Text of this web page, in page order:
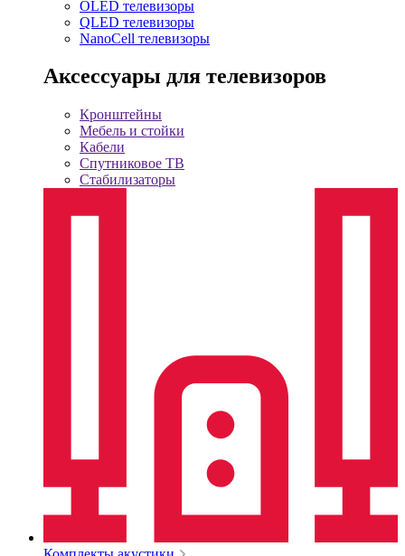
OLED телевизоры
QLED телевизоры
NanoCell телевизоры
Аксессуары для телевизоров
Кронштейны
Мебель и стойки
Кабели
Спутниковое ТВ
Стабилизаторы